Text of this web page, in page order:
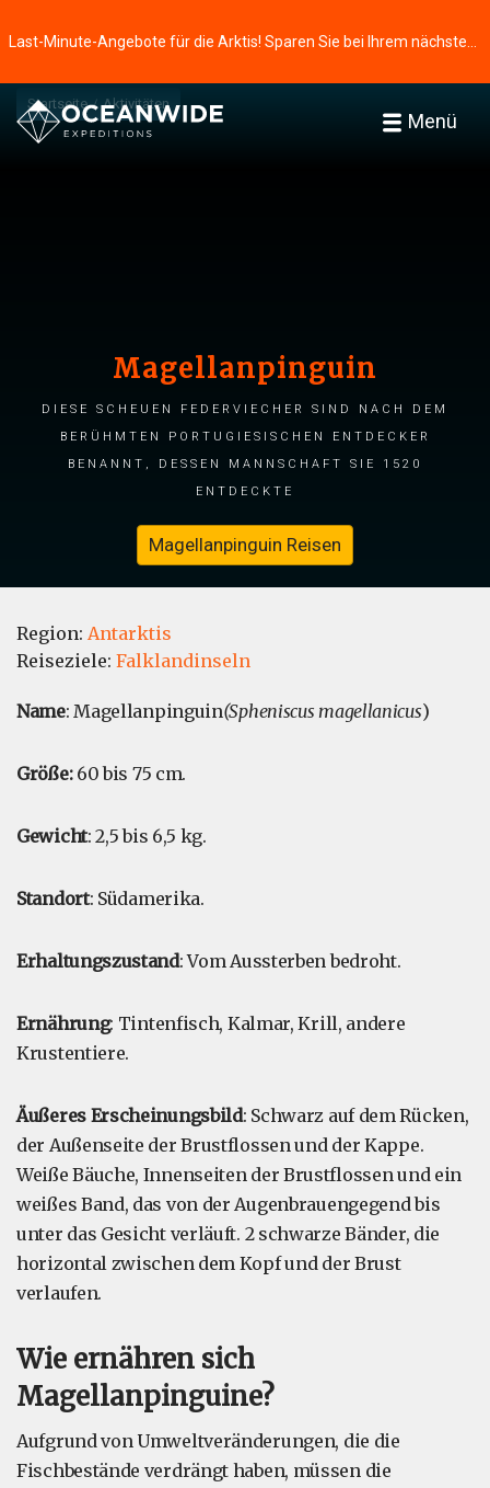
Menü
Startseite Aktivitäten
Magellanpinguin
Diese scheuen Federviecher sind nach dem
berühmten portugiesischen Entdecker
benannt, dessen Mannschaft sie 1520
entdeckte
Magellanpinguin Reisen
Region: Antarktis
Reiseziele: Falklandinseln
Name: Magellanpinguin(Spheniscus magellanicus)
Größe:60 bis 75 cm.
Gewicht: 2,5 bis 6,5 kg.
Standort: Südamerika.
Erhaltungszustand: Vom Aussterben bedroht.
Ernährung: Tintenfisch, Kalmar, Krill, andere
Krustentiere.
Äußeres Erscheinungsbild: Schwarz auf dem Rücken,
der Außenseite der Brustflossen und der Kappe.
Weiße Bäuche, Innenseiten der Brustflossen und ein
weißes Band, das von der Augenbrauengegend bis
unter das Gesicht verläuft. 2 schwarze Bänder, die
horizontal zwischen dem Kopf und der Brust
verlaufen.
Wie ernähren sich
Magellanpinguine?
Aufgrund von Umweltveränderungen, die die
Fischbestände verdrängt haben, müssen die